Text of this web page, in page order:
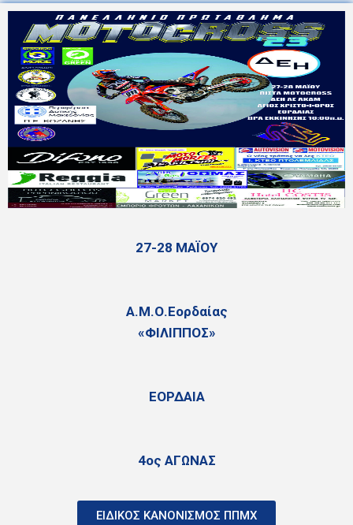
27-28 MAΪΟΥ
Α.Μ.Ο.Εορδαίας
«ΦΙΛΙΠΠΟΣ»
ΕΟΡΔΑΙΑ
4ος ΑΓΩΝΑΣ
ΕΙΔΙΚΟΣ ΚΑΝΟΝΙΣΜΟΣ ΠΠΜΧ